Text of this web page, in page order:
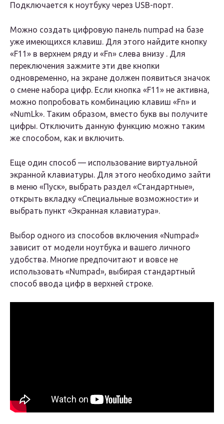
Подключается к ноутбуку через USB-порт.
Можно создать цифровую панель numpad на базе
уже имеющихся клавиш. Для этого найдите кнопку
«F11» в верхнем ряду и «Fn» слева внизу . Для
переключения зажмите эти две кнопки
одновременно, на экране должен появиться значок
о смене набора цифр. Если кнопка «F11» не активна,
можно попробовать комбинацию клавиш «Fn» и
«NumLk». Таким образом, вместо букв вы получите
цифры. Отключить данную функцию можно таким
же способом, как и включить.
Еще один способ — использование виртуальной
экранной клавиатуры. Для этого необходимо зайти
в меню «Пуск», выбрать раздел «Стандартные»,
открыть вкладку «Специальные возможности» и
выбрать пункт «Экранная клавиатура».
Выбор одного из способов включения «Numpad»
зависит от модели ноутбука и вашего личного
удобства. Многие предпочитают и вовсе не
использовать «Numpad», выбирая стандартный
способ ввода цифр в верхней строке.